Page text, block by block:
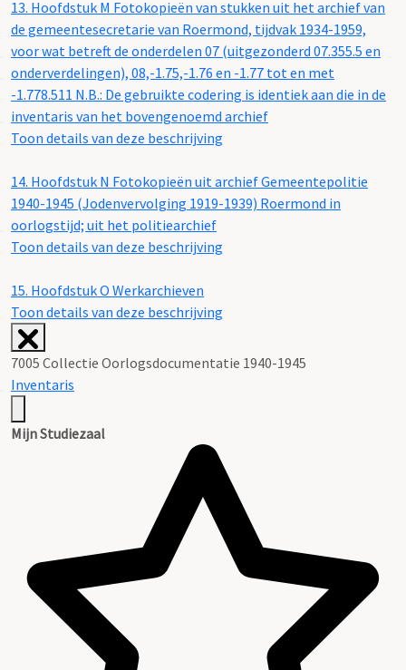
13. Hoofdstuk M Fotokopieën van stukken uit het archief van
de gemeentesecretarie van Roermond, tijdvak 1934-1959,
voor wat betreft de onderdelen 07 (uitgezonderd 07.355.5 en
onderverdelingen), 08,-1.75,-1.76 en -1.77 tot en met
-1.778.511 N.B.: De gebruikte codering is identiek aan die in de
inventaris van het bovengenoemd archief
Toon details van deze beschrijving
14. Hoofdstuk N Fotokopieën uit archief Gemeentepolitie
1940-1945 (Jodenvervolging 1919-1939) Roermond in
oorlogstijd; uit het politiearchief
Toon details van deze beschrijving
15. Hoofdstuk O Werkarchieven
Toon details van deze beschrijving
7005 Collectie Oorlogsdocumentatie 1940-1945
Inventaris
Mijn Studiezaal